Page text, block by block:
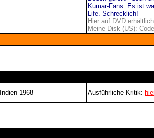
Kumar-Fans. Es ist
Life. Schrecklich!
Hier auf DVD erhältlich
Meine Disk (US):
Indien 1968 Ausführliche Kritik: